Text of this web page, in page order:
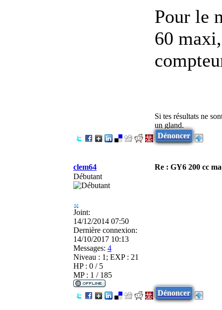
Pour le
60
Si tes résultats ne
un gland.
Dénoncer
clem64
Re : GY6 200 cc
Débutant
Joint:
14/12/2014 07:50
Dernière connexion:
14/10/2017 10:13
Messages: 4
Niveau : 1; EXP : 21
HP : 0 / 5
MP : 1 / 185
Dénoncer